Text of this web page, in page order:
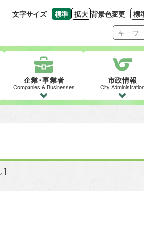
文字サイズ 標準
文字の大きさをもとの大き
拡大
文字を大きくする
背景色変更 標
背
企業･事業者
Companies & Businesses
市政情報
City Administration
]